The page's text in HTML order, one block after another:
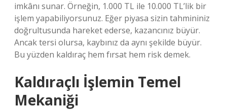
imkânı sunar. Örneğin, 1.000 TL ile 10.000 TL’lik bir
işlem yapabiliyorsunuz. Eğer piyasa sizin tahmininiz
doğrultusunda hareket ederse, kazancınız büyür.
Ancak tersi olursa, kaybınız da aynı şekilde büyür.
Bu yüzden kaldıraç hem fırsat hem risk demek.
Kaldıraçlı İşlemin Temel
Mekaniği